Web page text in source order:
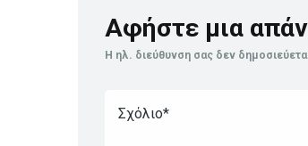
Αφήστε μια
Η ηλ. διεύθυνση σας δεν